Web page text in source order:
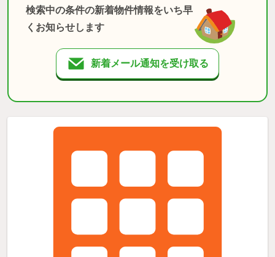
検索中の条件の新着物件情報をいち早
くお知らせします
新着メール通知を受け取る